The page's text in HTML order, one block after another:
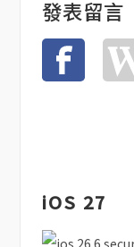
發表留言
iOS 27